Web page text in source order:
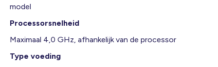
model
Processorsnelheid
Maximaal 4,0 GHz, afhankelijk van de processor
Type voeding